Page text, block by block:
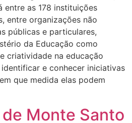
entre as 178 instituições
entre organizações não
públicas e particulares,
da Educação como
criatividade na educação
e conhecer iniciativas
que medida elas podem
de Monte Santo